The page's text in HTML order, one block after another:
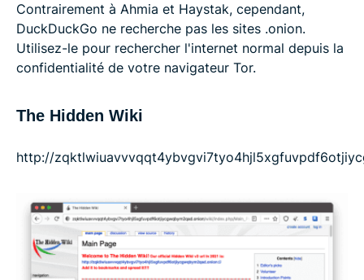
Contrairement à Ahmia et Haystak, cependant,
DuckDuckGo ne recherche pas les sites .onion.
Utilisez-le pour rechercher l'internet normal depuis la
confidentialité de votre navigateur Tor.
The Hidden Wiki
http://